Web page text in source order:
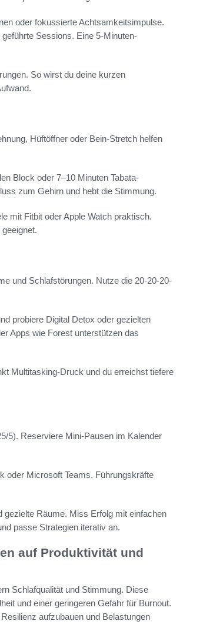
oder fokussierte Achtsamkeitsimpulse.
Sessions. Eine 5-Minuten-
So wirst du deine kurzen
Hüftöffner oder Bein-Stretch helfen
Block oder 7–10 Minuten Tabata-
zum Gehirn und hebt die Stimmung.
mit Fitbit oder Apple Watch praktisch.
und Schlafstörungen. Nutze die 20-20-20-
probiere Digital Detox oder gezielten
Apps wie Forest unterstützen das
Multitasking-Druck und du erreichst tiefere
5). Reserviere Mini-Pausen im Kalender
oder Microsoft Teams. Führungskräfte
gezielte Räume. Miss Erfolg mit einfachen
passe Strategien iterativ an.
auf Produktivität und
Schlafqualität und Stimmung. Diese
und einer geringeren Gefahr für Burnout.
aufzubauen und Belastungen